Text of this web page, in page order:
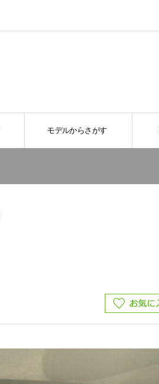
モデルからさがす